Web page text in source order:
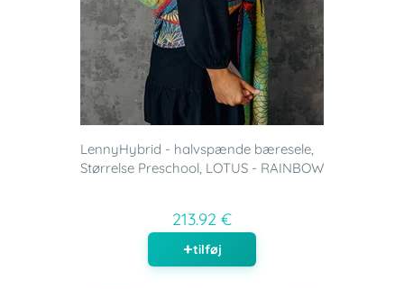
LennyHybrid - halvspænde bæresele,
Størrelse Preschool, LOTUS - RAINBOW
213.92 €
tilføj